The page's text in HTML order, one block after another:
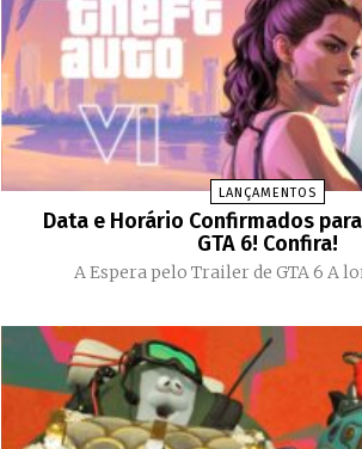
LANÇAMENTOS
Data e Horário Confirmados
GTA 6! Confira!
A Espera